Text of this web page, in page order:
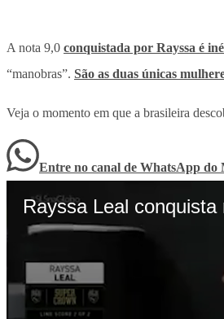
A nota 9,0 conquistada por Rayssa é
“manobras”. São as duas únicas
Veja o momento em que a brasileira
Entre no canal de WhatsApp do